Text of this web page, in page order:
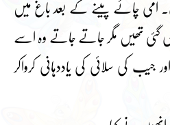
امی چائے پینے کے بعد باغ میں
تھیں مگر جاتے جاتے وہ اسے
جیب کی سلائی کی یاددہانی کرواکر